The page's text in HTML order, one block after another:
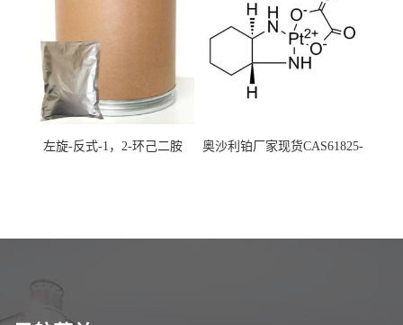
左旋-反式-1，2-环己二胺
奥沙利铂厂家现货CAS61825-